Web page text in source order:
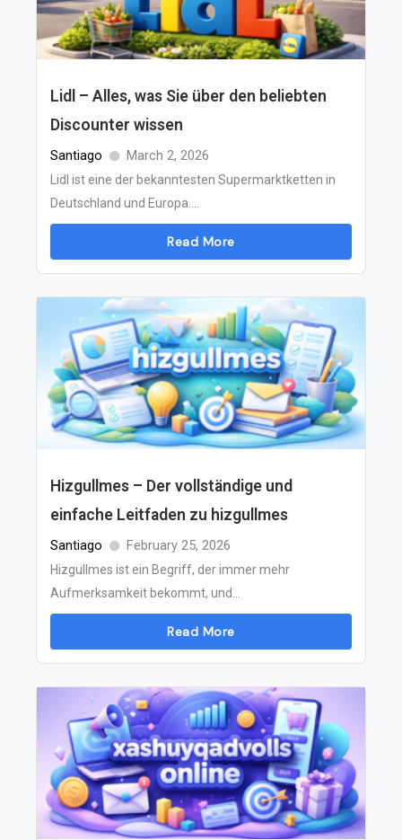
Lidl – Alles, was Sie über den beliebten
Discounter wissen
Santiago March 2, 2026
Lidl ist eine der bekanntesten Supermarktketten in
Deutschland und Europa....
Read More
Hizgullmes – Der vollständige und
einfache Leitfaden zu hizgullmes
Santiago February 25, 2026
Hizgullmes ist ein Begriff, der immer mehr
Aufmerksamkeit bekommt, und...
Read More